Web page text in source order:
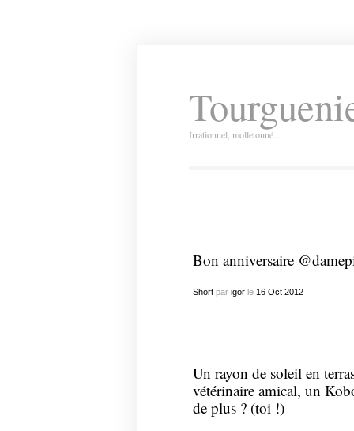
Irrationnel, molletonné…
Bon anniversaire
Shortpar igorle 16 Oct 2012
Un rayon de soleil en
vétérinaire amical, un
de plus ? (toi !)